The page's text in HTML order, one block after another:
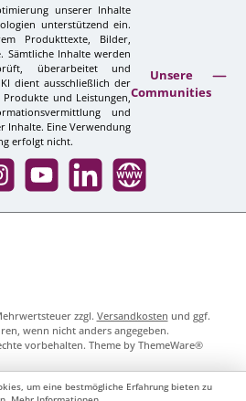
unserer Inhalte
unterstützend ein.
Produkttexte, Bilder,
Sämtliche Inhalte werden
überarbeitet und
dient ausschließlich der
und Leistungen,
und
Inhalte. Eine Verwendung
erfolgt nicht.
Unsere
Communities
YouTube LinkedIn Website
zzgl. Versandkosten und ggf.
wenn nicht anders angegeben.
vorbehalten. Theme by ThemeWare®
um eine bestmögliche Erfahrung bieten zu